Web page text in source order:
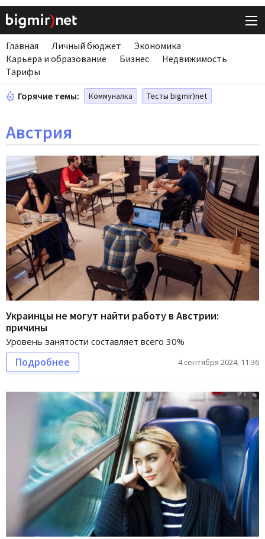
Главная Личный бюджет
Экономика
Карьера и образование
Бизнес
Недвижимость
Тарифы
Горячие темы: Коммуналка Тесты bigmir)net
Австрия
Украинцы не могут найти работу в Австрии:
причины
Уровень занятости составляет всего 30%
Подробнее 4 сентября 2024, 11:36